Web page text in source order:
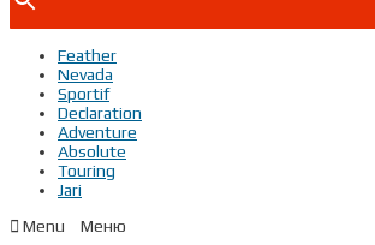
Feather
Nevada
Sportif
Declaration
Adventure
Absolute
Touring
Jari
Menu